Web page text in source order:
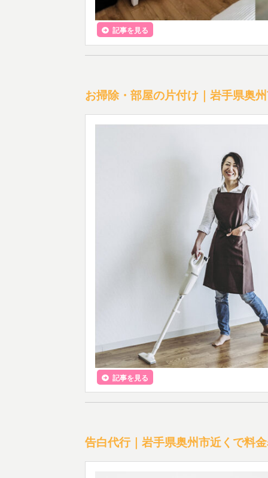
記事を見る
お掃除・部屋の片付け｜岩手県奥
記事を見る
告白代行｜岩手県奥州市近くで料